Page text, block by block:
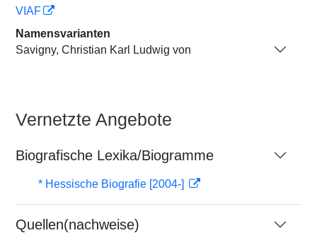
VIAF
Namensvarianten
Savigny, Christian Karl Ludwig von
Vernetzte Angebote
Biografische Lexika/Biogramme
* Hessische Biografie [2004-]
Quellen(nachweise)